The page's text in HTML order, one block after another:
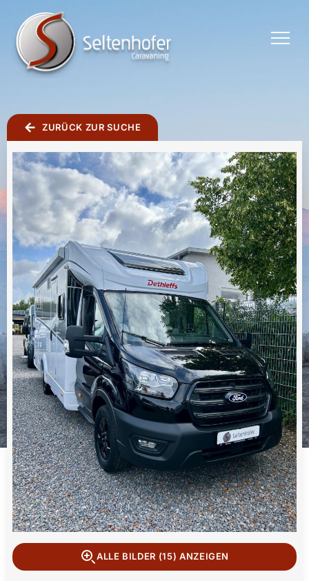
TOGGLE
MENU
ZURÜCK ZUR SUCHE
ALLE BILDER (15) ANZEIGEN